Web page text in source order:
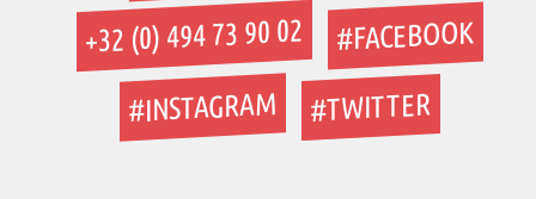
+32 (0) 494 73 90 02 #FACEBOOK
#INSTAGRAM #TWITTER